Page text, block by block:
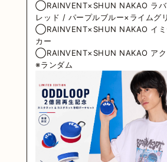
◯RAINVENT×SHUN NAKAO ラバ
レッド / パープルブルー×ライムグ
◯RAINVENT×SHUN NAKAO イミ
カー
◯RAINVENT×SHUN NAKAO アク
※ランダム